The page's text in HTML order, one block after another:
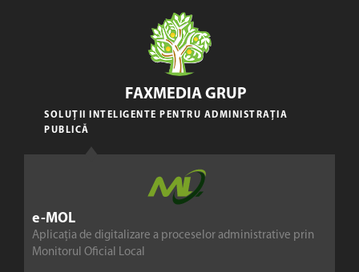
e-MOL
Aplicația de digitalizare a proceselor administrative prin
Monitorul Oficial Local
FAXMEDIA GRUP
SOLUȚII INTELIGENTE PENTRU ADMINISTRAȚIA
PUBLICĂ